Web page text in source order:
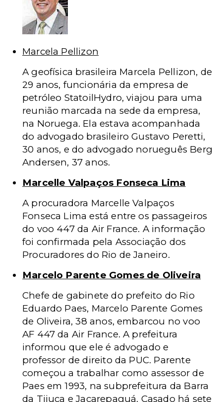
Marcela Pellizon
A geofísica brasileira Marcela Pellizon, de
29 anos, funcionária da empresa de
petróleo StatoilHydro, viajou para uma
reunião marcada na sede da empresa,
na Noruega. Ela estava acompanhada
do advogado brasileiro Gustavo Peretti,
30 anos, e do advogado norueguês Berg
Andersen, 37 anos.
Marcelle Valpaços Fonseca Lima
A procuradora Marcelle Valpaços
Fonseca Lima está entre os passageiros
do voo 447 da Air France. A informação
foi confirmada pela Associação dos
Procuradores do Rio de Janeiro.
Marcelo Parente Gomes de Oliveira
Chefe de gabinete do prefeito do Rio
Eduardo Paes, Marcelo Parente Gomes
de Oliveira, 38 anos, embarcou no voo
AF 447 da Air France. A prefeitura
informou que ele é advogado e
professor de direito da PUC. Parente
começou a trabalhar como assessor de
Paes em 1993, na subprefeitura da Barra
da Tijuca e Jacarepaguá. Casado há sete